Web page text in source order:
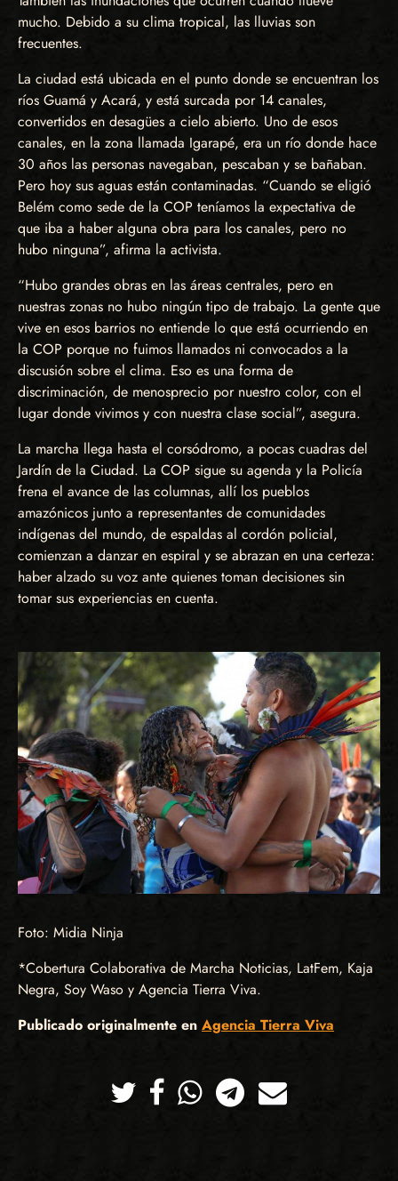
mucho. Debido a su clima tropical, las lluvias son
frecuentes.
La ciudad está ubicada en el punto donde se encuentran los
ríos Guamá y Acará, y está surcada por 14 canales,
convertidos en desagües a cielo abierto. Uno de esos
canales, en la zona llamada Igarapé, era un río donde hace
30 años las personas navegaban, pescaban y se bañaban.
Pero hoy sus aguas están contaminadas. “Cuando se eligió
Belém como sede de la COP teníamos la expectativa de
que iba a haber alguna obra para los canales, pero no
hubo ninguna”, afirma la activista.
“Hubo grandes obras en las áreas centrales, pero en
nuestras zonas no hubo ningún tipo de trabajo. La gente que
vive en esos barrios no entiende lo que está ocurriendo en
la COP porque no fuimos llamados ni convocados a la
discusión sobre el clima. Eso es una forma de
discriminación, de menosprecio por nuestro color, con el
lugar donde vivimos y con nuestra clase social”, asegura.
La marcha llega hasta el corsódromo, a pocas cuadras del
Jardín de la Ciudad. La COP sigue su agenda y la Policía
frena el avance de las columnas, allí los pueblos
amazónicos junto a representantes de comunidades
indígenas del mundo, de espaldas al cordón policial,
comienzan a danzar en espiral y se abrazan en una certeza:
haber alzado su voz ante quienes toman decisiones sin
tomar sus experiencias en cuenta.
Foto: Midia Ninja
*Cobertura Colaborativa de Marcha Noticias, LatFem, Kaja
Negra, Soy Waso y Agencia Tierra Viva.
Publicado originalmente en Agencia Tierra Viva
TwitterFacebookWhatsappTelegramCorreo